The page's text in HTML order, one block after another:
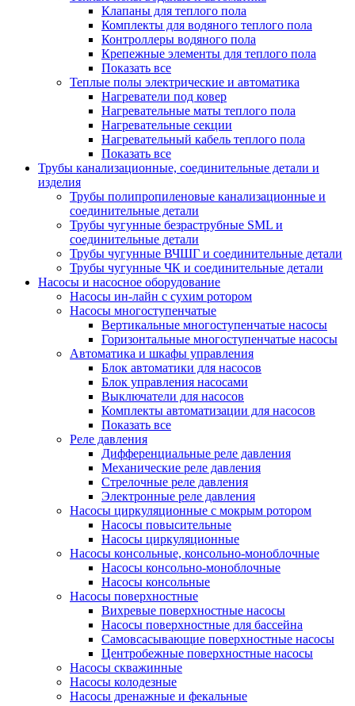
Клапаны для теплого пола
Комплекты для водяного теплого пола
Контроллеры водяного пола
Крепежные элементы для теплого пола
Показать все
Теплые полы электрические и автоматика
Нагреватели под ковер
Нагревательные маты теплого пола
Нагревательные секции
Нагревательный кабель теплого пола
Показать все
Трубы канализационные, соединительные детали и
изделия
Трубы полипропиленовые канализационные и
соединительные детали
Трубы чугунные безраструбные SML и
соединительные детали
Трубы чугунные ВЧШГ и соединительные детали
Трубы чугунные ЧК и соединительные детали
Насосы и насосное оборудование
Насосы ин-лайн с сухим ротором
Насосы многоступенчатые
Вертикальные многоступенчатые насосы
Горизонтальные многоступенчатые насосы
Автоматика и шкафы управления
Блок автоматики для насосов
Блок управления насосами
Выключатели для насосов
Комплекты автоматизации для насосов
Показать все
Реле давления
Дифференциальные реле давления
Механические реле давления
Стрелочные реле давления
Электронные реле давления
Насосы циркуляционные с мокрым ротором
Насосы повысительные
Насосы циркуляционные
Насосы консольные, консольно-моноблочные
Насосы консольно-моноблочные
Насосы консольные
Насосы поверхностные
Вихревые поверхностные насосы
Насосы поверхностные для бассейна
Самовсасывающие поверхностные насосы
Центробежные поверхностные насосы
Насосы скважинные
Насосы колодезные
Насосы дренажные и фекальные